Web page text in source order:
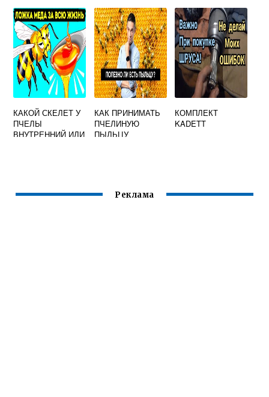
КАКОЙ СКЕЛЕТ У
ПЧЕЛЫ
ВНУТРЕННИЙ ИЛИ
КАК ПРИНИМАТЬ
ПЧЕЛИНУЮ
ПЫЛЬЦУ
КОМПЛЕКТ
KADETT
Реклама